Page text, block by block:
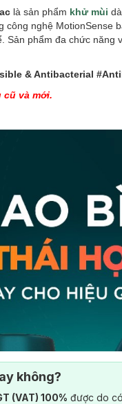
là sản phẩm khử mùi
công nghệ MotionSense
Sản phẩm đa chức
& Antibacterial
cũ và mới.
không?
(VAT) 100% được do